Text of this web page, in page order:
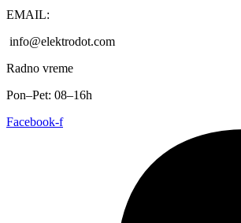
EMAIL:
info@elektrodot.com
Radno vreme
Pon–Pet: 08–16h
Facebook-f